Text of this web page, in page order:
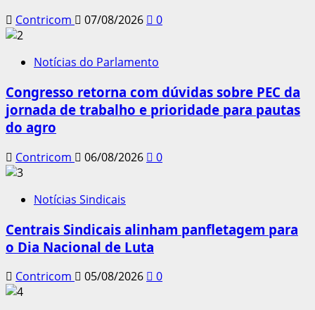
Contricom 07/08/2026 0
Notícias do Parlamento
Congresso retorna com dúvidas sobre PEC da
jornada de trabalho e prioridade para pautas
do agro
Contricom 06/08/2026 0
Notícias Sindicais
Centrais Sindicais alinham panfletagem para
o Dia Nacional de Luta
Contricom 05/08/2026 0